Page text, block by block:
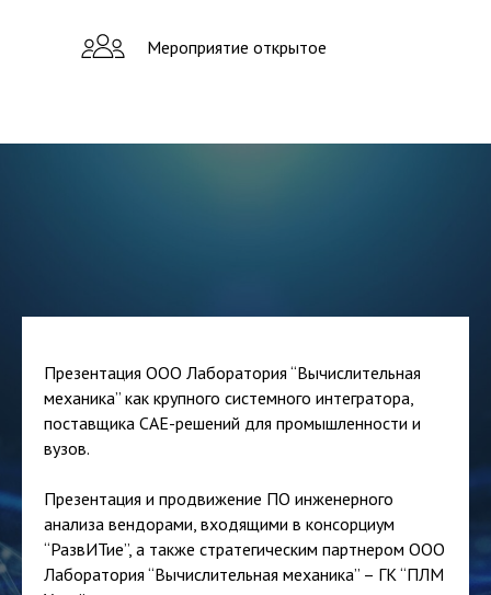
Мероприятие открытое
Презентация ООО Лаборатория “Вычислительная
механика” как крупного системного интегратора,
поставщика CAE-решений для промышленности и
вузов.
Презентация и продвижение ПО инженерного
анализа вендорами, входящими в консорциум
“РазвИТие”, а также стратегическим партнером ООО
Лаборатория “Вычислительная механика” – ГК “ПЛМ